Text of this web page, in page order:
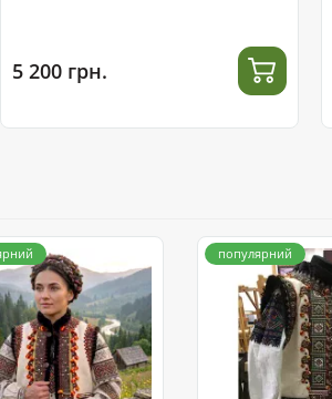
5 200 грн.
популярний